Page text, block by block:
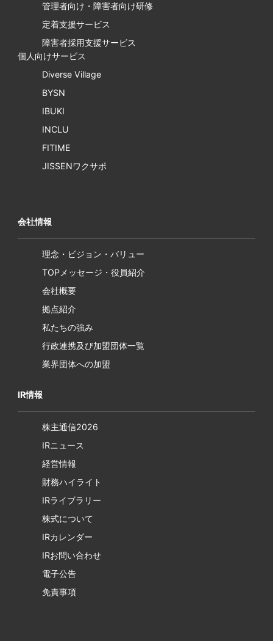
管理者向け・障害者向け研修
定着支援サービス
障害者採用支援サービス
個人向けサービス
Diverse Village
BYSN
IBUKI
INCLU
FITIME
JISSENワクサポ
会社情報
理念・ビジョン・バリュー
TOPメッセージ・役員紹介
会社概要
拠点紹介
私たちの強み
行政連携及び加盟団体一覧
業界団体への加盟
IR情報
株主通信2026
IRニュース
経営情報
財務ハイライト
IRライブラリー
株式について
IRカレンダー
IRお問い合わせ
電子公告
免責事項